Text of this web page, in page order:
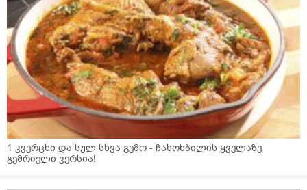
1 კვერცხი და სულ სხვა გემო - ჩახოხბილის ყველაზე
გემრიელი ვერსია!